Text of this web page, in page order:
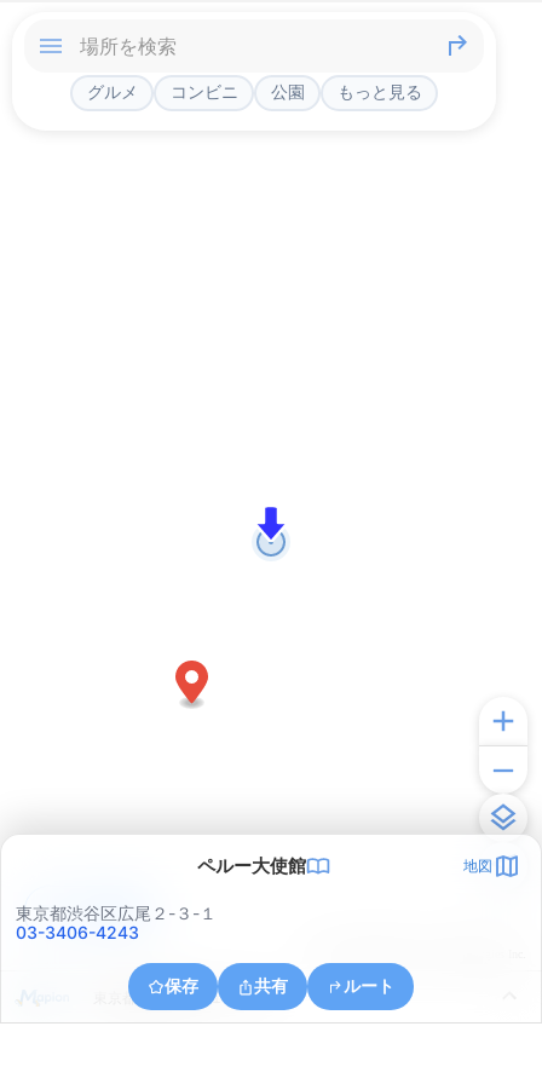
グルメ コンビニ 公園 もっと見る
ペルー大使館 地図
東京都渋谷区広尾２-３-１
03-3406-4243
保存 共有 ルート
東京都港区南青山１丁目８
アプリで見る